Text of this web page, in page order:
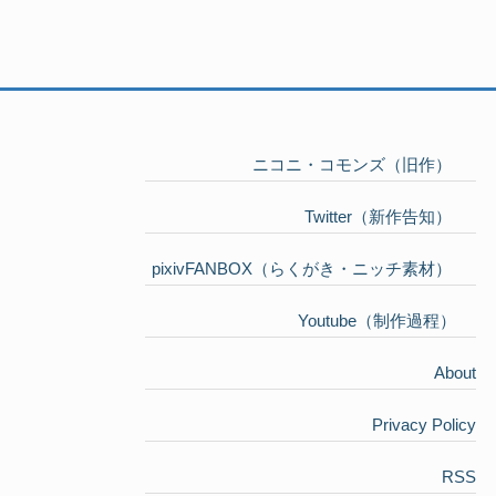
ニコニ・コモンズ（旧作）
Twitter（新作告知）
pixivFANBOX（らくがき・ニッチ素材）
Youtube（制作過程）
About
Privacy Policy
RSS